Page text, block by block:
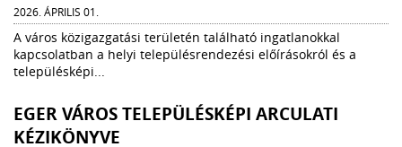
2026. ÁPRILIS 01.
A város közigazgatási területén található ingatlanokkal
kapcsolatban a helyi településrendezési előírásokról és a
településképi...
EGER VÁROS TELEPÜLÉSKÉPI ARCULATI
KÉZIKÖNYVE